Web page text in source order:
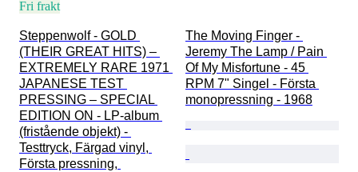
Fri frakt
Steppenwolf - GOLD
(THEIR GREAT HITS) –
EXTREMELY RARE 1971
JAPANESE TEST
PRESSING – SPECIAL
EDITION ON - LP-album
(fristående objekt) -
Testtryck, Färgad vinyl,
Första pressning,
The Moving Finger -
Jeremy The Lamp / Pain
Of My Misfortune - 45
RPM 7" Singel - Första
monopressning - 1968